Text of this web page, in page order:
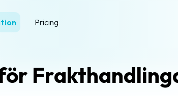
Pricing